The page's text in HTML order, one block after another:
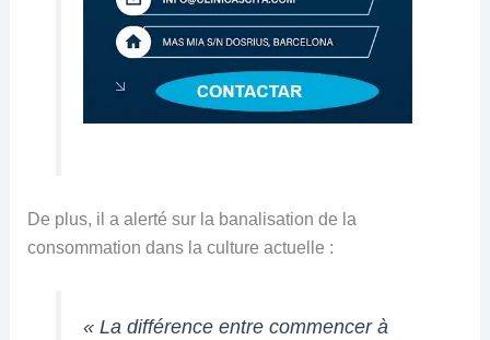
De plus, il a alerté sur la banalisation de la
consommation dans la culture actuelle :
« La différence entre commencer à